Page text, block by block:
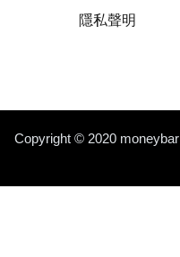
隱私聲明
Copyright © 2020